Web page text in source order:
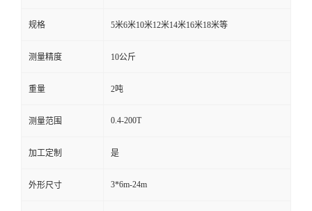
规格 5米6米10米12米14米16米18米等
测量精度 10公斤
重量 2吨
测量范围 0.4-200T
加工定制 是
外形尺寸 3*6m-24m